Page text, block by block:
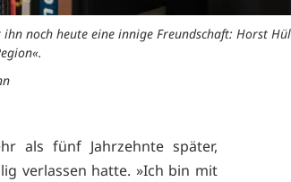
noch heute eine innige Freundschaft: Horst
als fünf Jahrzehnte später,
verlassen hatte. »Ich bin mit